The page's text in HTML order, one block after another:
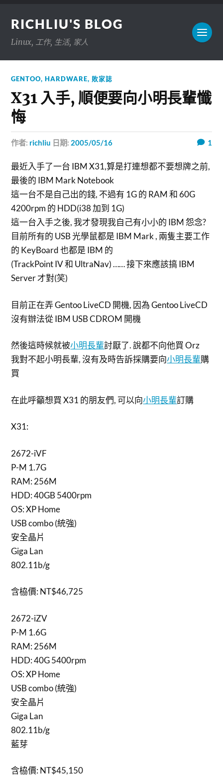
RICHLIU'S BLOG
Linux, 工作, 生活, 家人
GENTOO,HARDWARE, 敗家誌
X31 入手, 順便要向小明長輩懺
悔
作者: richliu 日期: 2005/05/16 1
最近入手了一台 IBM X31,算是打連想都不要想牌之前,
最後的 IBM Mark Notebook
這一台不是自己出的錢, 不過有 1G 的 RAM 和 60G
4200rpm 的 HDD(i38 加到 1G)
這一台入手之後, 我才發現我自己有小小的 IBM 怨念?
目前所有的 USB 光學鼠都是 IBM Mark , 兩隻主要工作
的 KeyBoard 也都是 IBM 的
(TrackPoint IV 和 UltraNav) …… 接下來應該搞 IBM
Server 才對(笑)
目前正在弄 Gentoo LiveCD 開機, 因為 Gentoo LiveCD
沒有辦法從 IBM USB CDROM 開機
然後這時候就被小明長輩討厭了. 說都不向他買 Orz
我對不起小明長輩, 沒有及時告訴採購要向小明長輩購
買
在此呼籲想買 X31 的朋友們, 可以向小明長輩訂購
X31:
2672-iVF
P-M 1.7G
RAM: 256M
HDD: 40GB 5400rpm
OS: XP Home
USB combo (統強)
安全晶片
Giga Lan
802.11b/g
含栛價: NT$46,725
2672-iZV
P-M 1.6G
RAM: 256M
HDD: 40G 5400rpm
OS: XP Home
USB combo (統強)
安全晶片
Giga Lan
802.11b/g
藍芽
含栛價: NT$45,150